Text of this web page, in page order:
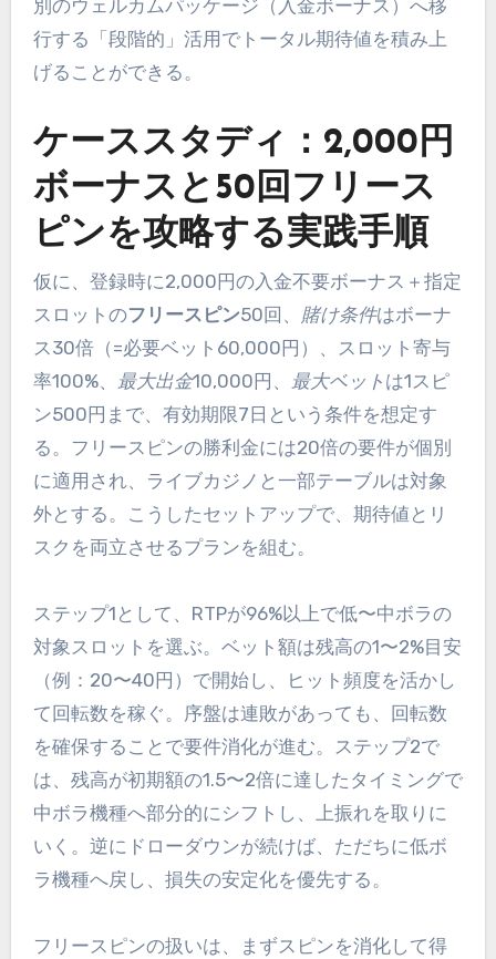
別のウェルカムパッケージ（入金ボーナス）へ移
行する「段階的」活用でトータル期待値を積み上
げることができる。
ケーススタディ：2,000円
ボーナスと50回フリース
ピンを攻略する実践手順
仮に、登録時に2,000円の入金不要ボーナス＋指定
スロットのフリースピン50回、 賭け条件はボーナ
ス30倍（=必要ベット60,000円）、スロット寄与
率100%、 最大出金10,000円、 最大ベット は1スピ
ン500円まで、有効期限7日という条件を想定す
る。フリースピンの勝利金には20倍の要件が個別
に適用され、ライブカジノと一部テーブルは対象
外とする。こうしたセットアップで、期待値とリ
スクを両立させるプランを組む。
ステップ1として、RTPが96%以上で低〜中ボラの
対象スロットを選ぶ。ベット額は残高の1〜2%目安
（例：20〜40円）で開始し、ヒット頻度を活かし
て回転数を稼ぐ。序盤は連敗があっても、回転数
を確保することで要件消化が進む。ステップ2で
は、残高が初期額の1.5〜2倍に達したタイミングで
中ボラ機種へ部分的にシフトし、上振れを取りに
いく。逆にドローダウンが続けば、ただちに低ボ
ラ機種へ戻し、損失の安定化を優先する。
フリースピンの扱いは、まずスピンを消化して得